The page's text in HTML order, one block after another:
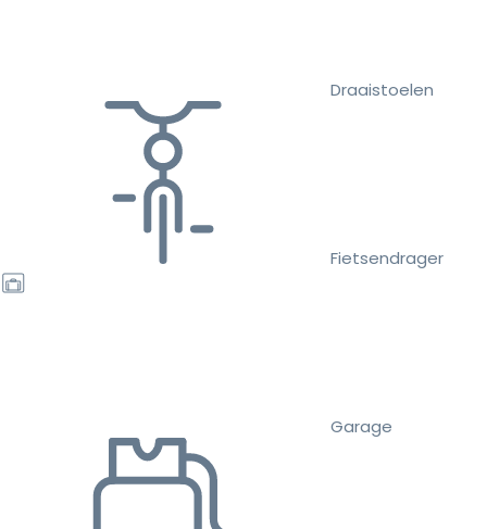
Draaistoelen
Fietsendrager
Garage